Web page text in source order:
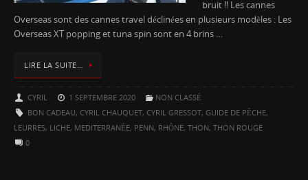
bruit !! Les cannes
Overseas sont des cannes travel déclinées en plusieurs modèles : Les
Overseas XT popping et tuna spin sont en 4 brins …
LIRE LA SUITE…
CYRIL 1 SEPTEMBRE 2020
NON CLASSÉ
BON CADEAU, CYRIL CHAUQUET, CYRIL GRESSOT, GUIDE DE PÊCHE,
LEURRES, LICHE, MEDITERRANÉE, PENN, RHÔNE, THON, THON ROUGE
0